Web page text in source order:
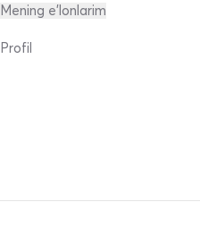
Mening e'lonlarim
Profil